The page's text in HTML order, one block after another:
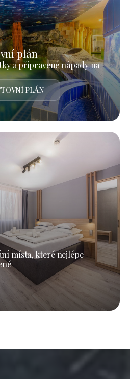
plán
a připravené nápady na
PLÁN
místa, které nejlépe